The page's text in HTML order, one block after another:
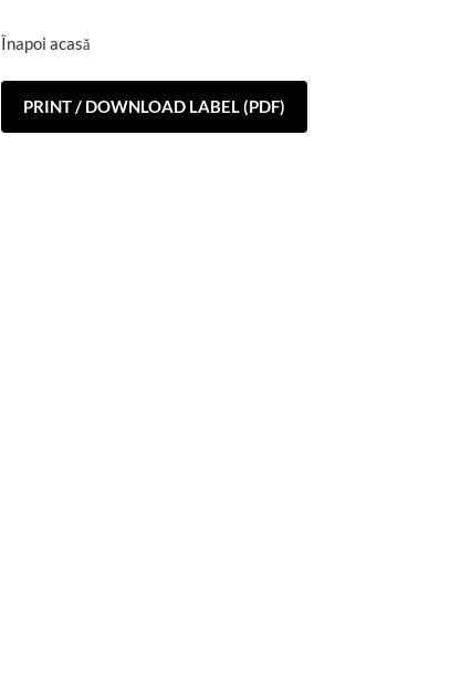
Înapoi acasă
PRINT / DOWNLOAD LABEL (PDF)